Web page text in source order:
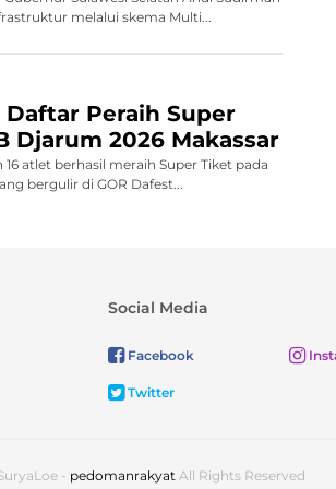
melalui skema Multi...
Daftar Peraih Super
Djarum 2026 Makassar
atlet berhasil meraih Super Tiket pada
bergulir di GOR Dafest...
Social Media
Facebook
Twitter
- pedomanrakyat All Rights Reserved